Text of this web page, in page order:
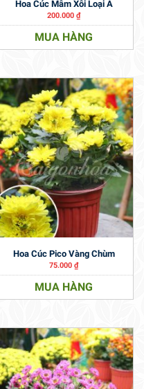
Hoa Cúc Mâm Xôi Loại A
200.000₫
MUA HÀNG
Hoa Cúc Pico Vàng Chùm
75.000₫
MUA HÀNG